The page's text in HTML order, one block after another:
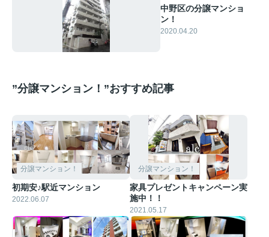
中野区の分譲マンショ
ン！
2020.04.20
”分譲マンション！”おすすめ記事
分譲マンション！
初期安♪駅近マンション
2022.06.07
分譲マンション！
家具プレゼントキャンペーン実
施中！！
2021.05.17